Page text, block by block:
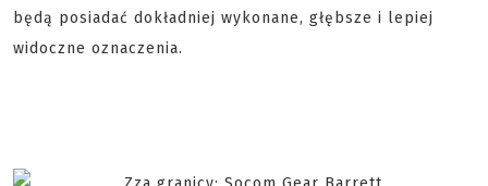
będą posiadać dokładniej wykonane, głębsze i lepiej
widoczne oznaczenia.